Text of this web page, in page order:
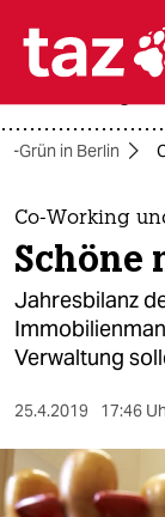
themen
politik
öko
gesellschaft
sport
Grün in Berlin
Co-Working
Schöne
Jahresbilanz
Verwaltung
25.4.2019 17:46